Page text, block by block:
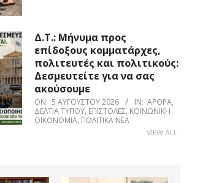
Δ.Τ.: Μήνυμα προς
επίδοξους κομματάρχες,
πολιτευτές και πολιτικούς:
Δεσμευτείτε για να σας
ακούσουμε
ON: 5 ΑΥΓΟΎΣΤΟΥ 2026 IN: ΆΡΘΡΑ,
ΔΕΛΤΊΑ ΤΎΠΟΥ, ΕΠΙΣΤΟΛΈΣ, ΚΟΙΝΩΝΙΚΉ
ΟΙΚΟΝΟΜΊΑ, ΠΟΛΙΤΙΚΆ ΝΈΑ
VIEW ALL